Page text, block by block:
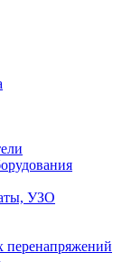
УЗО
перенапряжений